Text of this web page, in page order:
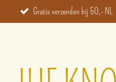
Gratis verzenden bij 50,- NL